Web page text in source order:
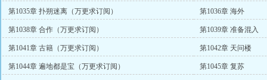
第1035章 扑朔迷离（万更求订阅） 第1036章 海外
第1038章 合作（万更求订阅） 第1039章 准备混入
第1041章 古籍（万更求订阅） 第1042章 天问楼
第1044章 遍地都是宝（万更求订阅） 第1045章 复苏